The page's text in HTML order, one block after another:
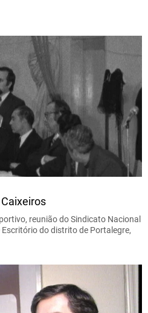
reunião do Sindicato Nacional
do distrito de Portalegre,